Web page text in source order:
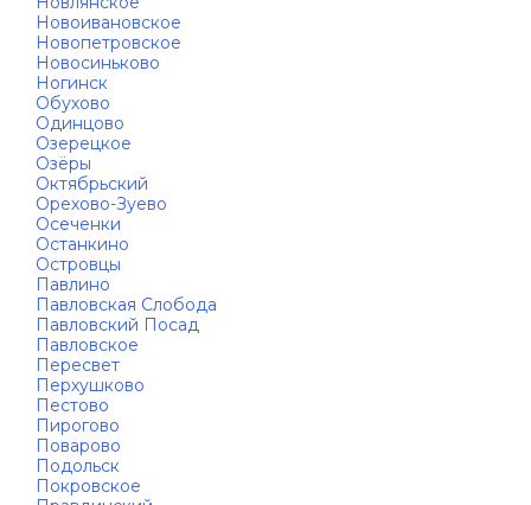
Новоивановское
Новопетровское
Новосиньково
Ногинск
Обухово
Одинцово
Озерецкое
Озёры
Октябрьский
Орехово-Зуево
Осеченки
Останкино
Островцы
Павлино
Павловская Слобода
Павловский Посад
Павловское
Пересвет
Перхушково
Пестово
Пирогово
Поварово
Подольск
Покровское